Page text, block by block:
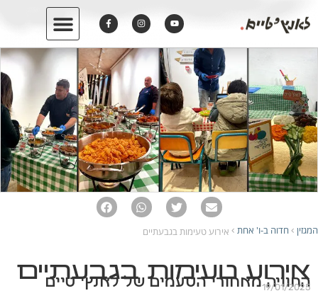
המגזין › חדוה ב-ו' אחת › אירוע טעימות בגבעתיים
אירוע טעימות בגבעתיים
החוויה מאחורי הטעמים של לאנץ' טיים
19/01/2025